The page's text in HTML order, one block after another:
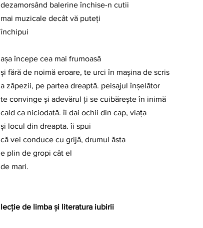
dezamorsând balerine închise-n cutii
mai muzicale decât vă puteți
închipui
așa începe cea mai frumoasă
și fără de noimă eroare, te urci în mașina de scris
a zăpezii, pe partea dreaptă. peisajul înșelător
te convinge și adevărul ți se cuibărește în inimă
cald ca niciodată. îi dai ochii din cap, viața
și locul din dreapta. îi spui
că vei conduce cu grijă, drumul ăsta
e plin de gropi cât el
de mari.
lecție de limba și literatura iubirii